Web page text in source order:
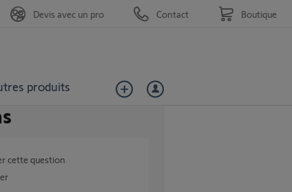
produits
Devis avec un pro Contact Boutique
cette question